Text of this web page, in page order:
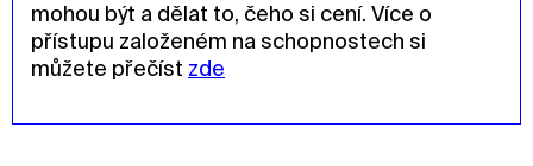
mohou být a dělat to, čeho si cení. Více o
přístupu založeném na schopnostech si
můžete přečíst zde